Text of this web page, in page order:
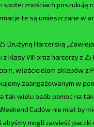
poszukują
te są umieszczane
Drużyną Harcerską
klasy VIII oraz harcerzy z
właścicielom sklepów z
zaangażowanym w
tak wielu osób pomoc na
Cudów nie miał by
mogli zawieść